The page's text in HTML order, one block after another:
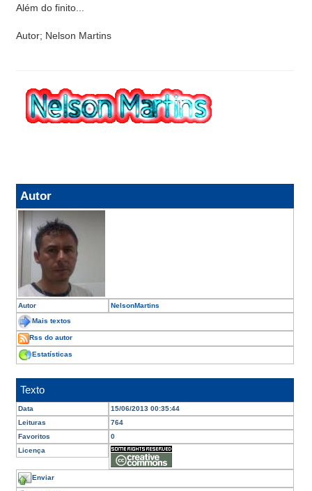
Além do finito...
Autor; Nelson Martins
Autor
Autor NelsonMartins
Mais textos
Rss do autor
Estatísticas
Texto
Data
15/06/2013 00:35:44
Leituras
764
Favoritos
0
Licença
Enviar